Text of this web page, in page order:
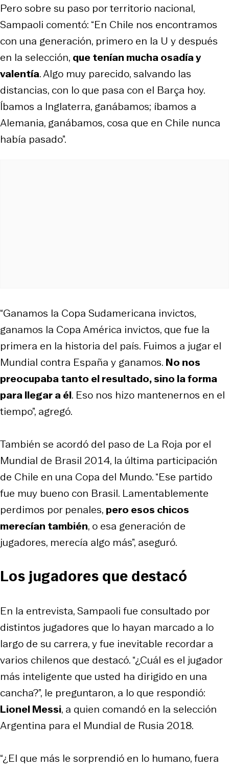
Pero sobre su paso por territorio nacional,
Sampaoli comentó: “En Chile nos encontramos
con una generación, primero en la U y después
en la selección, que tenían mucha osadía y
valentía. Algo muy parecido, salvando las
distancias, con lo que pasa con el Barça hoy.
Íbamos a Inglaterra, ganábamos; íbamos a
Alemania, ganábamos, cosa que en Chile nunca
había pasado”.
“Ganamos la Copa Sudamericana invictos,
ganamos la Copa América invictos, que fue la
primera en la historia del país. Fuimos a jugar el
Mundial contra España y ganamos. No nos
preocupaba tanto el resultado, sino la forma
para llegar a él. Eso nos hizo mantenernos en el
tiempo”, agregó.
También se acordó del paso de La Roja por el
Mundial de Brasil 2014, la última participación
de Chile en una Copa del Mundo. “Ese partido
fue muy bueno con Brasil. Lamentablemente
perdimos por penales, pero esos chicos
merecían también, o esa generación de
jugadores, merecía algo más”, aseguró.
Los jugadores que destacó
En la entrevista, Sampaoli fue consultado por
distintos jugadores que lo hayan marcado a lo
largo de su carrera, y fue inevitable recordar a
varios chilenos que destacó. “¿Cuál es el jugador
más inteligente que usted ha dirigido en una
cancha?”, le preguntaron, a lo que respondió:
Lionel Messi, a quien comandó en la selección
Argentina para el Mundial de Rusia 2018.
“¿El que más le sorprendió en lo humano, fuera